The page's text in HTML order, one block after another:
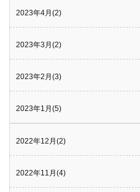
2023年4月(2)
2023年3月(2)
2023年2月(3)
2023年1月(5)
2022年12月(2)
2022年11月(4)